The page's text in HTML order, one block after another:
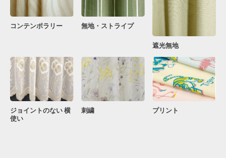
コンテンポラリー 無地・ストライプ
遮光無地
ジョイントのない 横
使い
刺繍 プリント